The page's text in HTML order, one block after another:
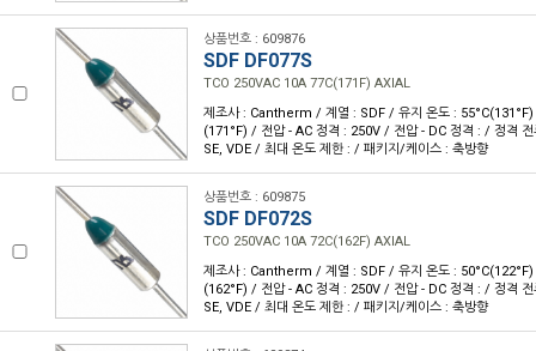
상품번호 : 609876
SDF DF077S
TCO 250VAC 10A 77C(171F) AXIAL
제조사 : Cantherm / 계열 : SDF / 유지 온도 : 55°C(131°F)
(171°F) / 전압 - AC 정격 : 250V / 전압 - DC 정격 : / 정격
SE, VDE / 최대 온도 제한 : / 패키지/케이스 : 축방향
상품번호 : 609875
SDF DF072S
TCO 250VAC 10A 72C(162F) AXIAL
제조사 : Cantherm / 계열 : SDF / 유지 온도 : 50°C(122°F)
(162°F) / 전압 - AC 정격 : 250V / 전압 - DC 정격 : / 정격
SE, VDE / 최대 온도 제한 : / 패키지/케이스 : 축방향